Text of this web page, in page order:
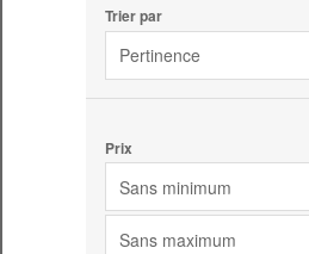
Trier par
Pertinence
Prix
Sans minimum
Sans maximum